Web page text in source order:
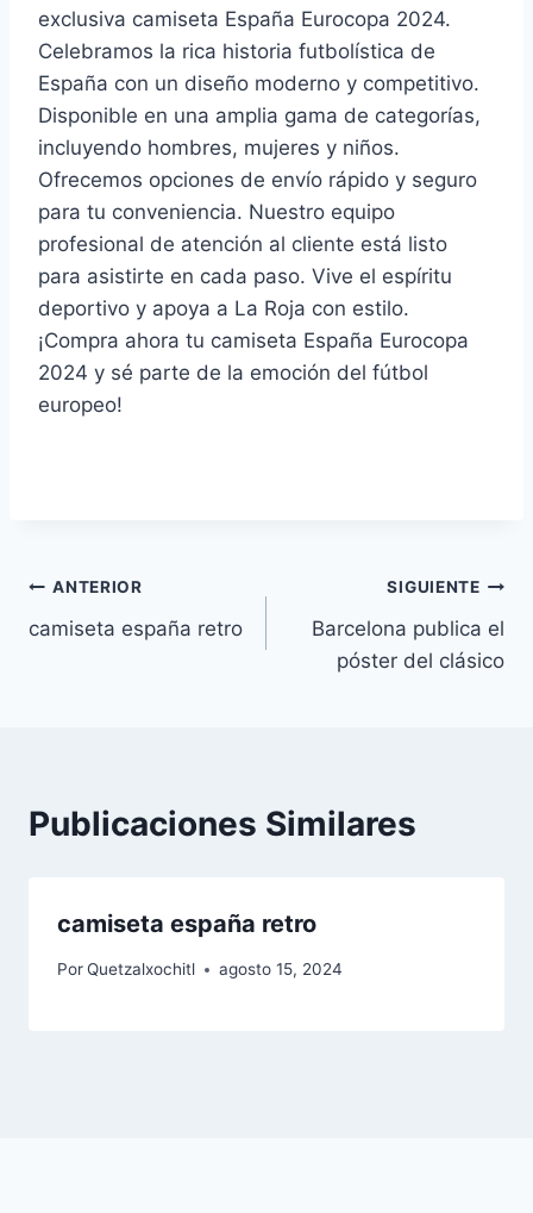
exclusiva camiseta España Eurocopa 2024.
Celebramos la rica historia futbolística de
España con un diseño moderno y competitivo.
Disponible en una amplia gama de categorías,
incluyendo hombres, mujeres y niños.
Ofrecemos opciones de envío rápido y seguro
para tu conveniencia. Nuestro equipo
profesional de atención al cliente está listo
para asistirte en cada paso. Vive el espíritu
deportivo y apoya a La Roja con estilo.
¡Compra ahora tu camiseta España Eurocopa
2024 y sé parte de la emoción del fútbol
europeo!
Navegación
de
ANTERIOR
camiseta españa retro
SIGUIENTE
Barcelona publica el
póster del clásico
Publicaciones Similares
camiseta españa retro
PorQuetzalxochitl agosto 15, 2024